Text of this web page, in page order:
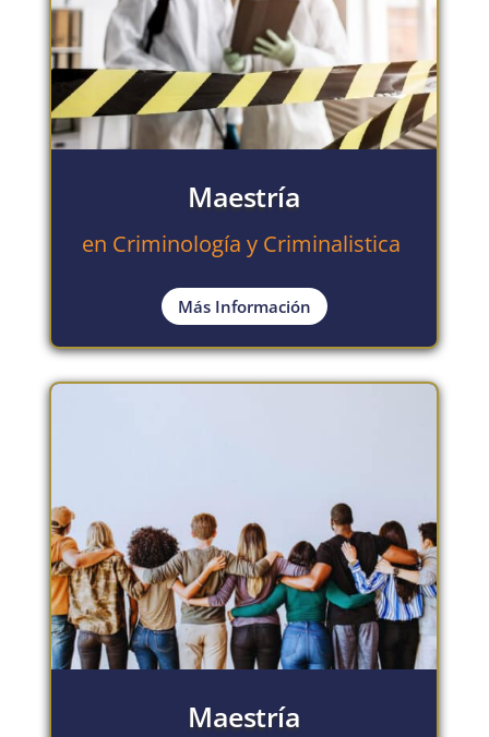
Maestría
en Criminología y Criminalistica
Más Información
Maestría